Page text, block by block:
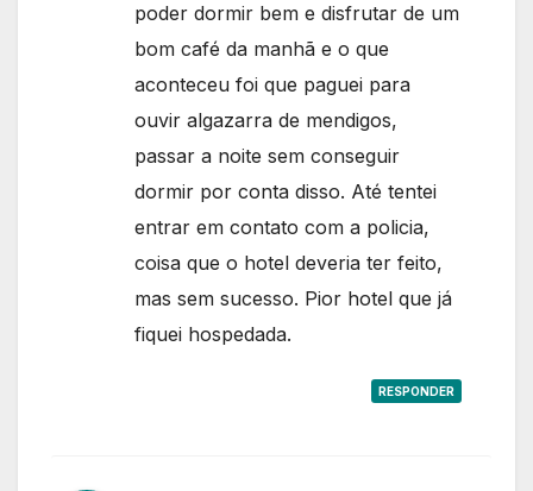
poder dormir bem e disfrutar de um
bom café da manhã e o que
aconteceu foi que paguei para
ouvir algazarra de mendigos,
passar a noite sem conseguir
dormir por conta disso. Até tentei
entrar em contato com a policia,
coisa que o hotel deveria ter feito,
mas sem sucesso. Pior hotel que já
fiquei hospedada.
RESPONDER